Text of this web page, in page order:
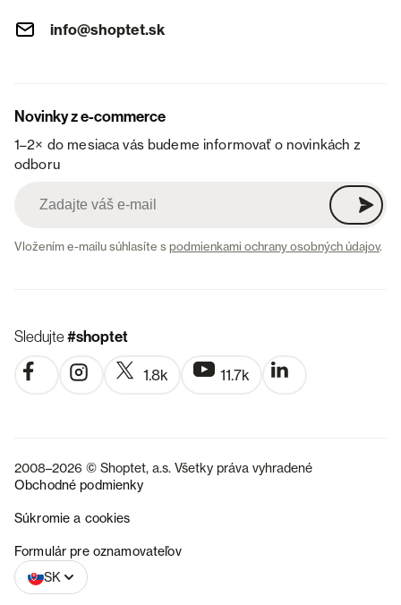
info@shoptet.sk
Novinky z e-commerce
1–2× do mesiaca vás budeme informovať o novinkách z
odboru
Vložením e-mailu súhlasíte spodmienkami ochrany osobných údajov.
Sledujte#shoptet
1.8k 11.7k
2008–2026 © Shoptet, a.s. Všetky práva vyhradené
Obchodné podmienky
Súkromie a cookies
Formulár pre oznamovateľov
SK